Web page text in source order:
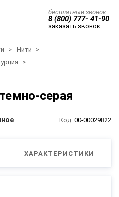
бесплатный звонок
8 (800) 777- 41-90
заказать звонок
Нити
серая
Код: 00-00029822
ХАРАКТЕРИСТИКИ